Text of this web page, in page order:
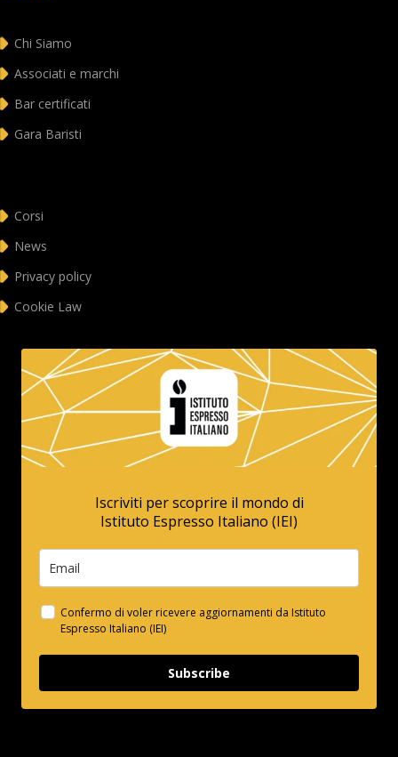
Chi Siamo
Associati e marchi
Bar certificati
Gara Baristi
Corsi
News
Privacy policy
Cookie Law
Iscriviti per scoprire il mondo di
Istituto Espresso Italiano (IEI)
Confermo di voler ricevere aggiornamenti da Istituto
Espresso Italiano (IEI)
Subscribe